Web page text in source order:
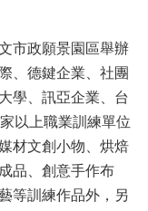
市政願景園區舉辦
、德鍵企業、社團
學、訊亞企業、台
以上職業訓練單位
材文創小物、烘焙
品、創意手作布
等訓練作品外，另